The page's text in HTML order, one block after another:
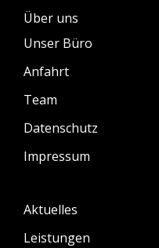
Über uns
Unser Büro
Anfahrt
Team
Datenschutz
Impressum
Aktuelles
Leistungen